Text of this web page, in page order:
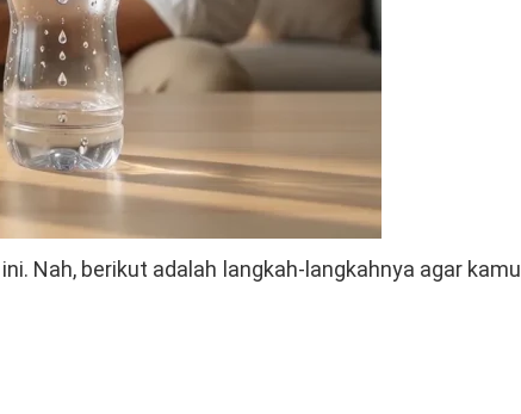
Nah, berikut adalah langkah-langkahnya agar kamu